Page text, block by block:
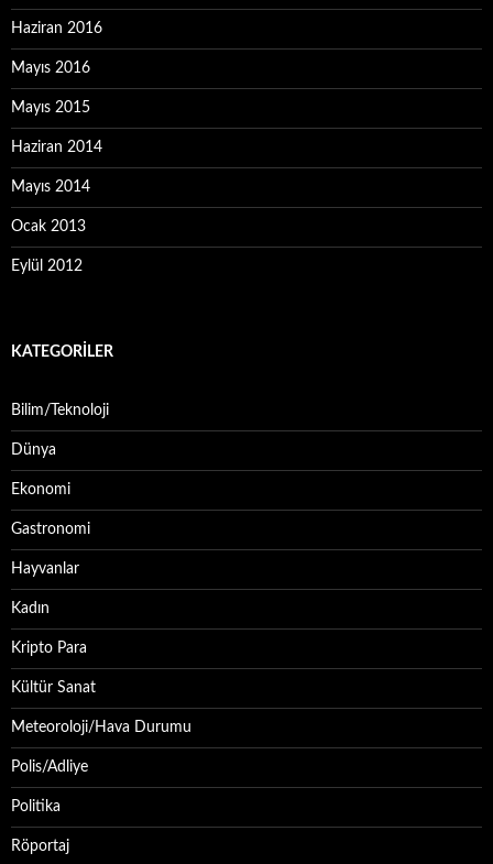
Haziran 2016
Mayıs 2016
Mayıs 2015
Haziran 2014
Mayıs 2014
Ocak 2013
Eylül 2012
KATEGORILER
Bilim/Teknoloji
Dünya
Ekonomi
Gastronomi
Hayvanlar
Kadın
Kripto Para
Kültür Sanat
Meteoroloji/Hava Durumu
Polis/Adliye
Politika
Röportaj